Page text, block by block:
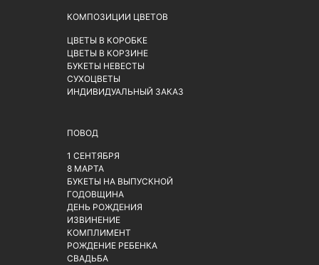
КОМПОЗИЦИИ ЦВЕТОВ
ЦВЕТЫ В КОРОБКЕ
ЦВЕТЫ В КОРЗИНЕ
БУКЕТЫ НЕВЕСТЫ
СУХОЦВЕТЫ
ИНДИВИДУАЛЬНЫЙ ЗАКАЗ
ПОВОД
1 СЕНТЯБРЯ
8 МАРТА
БУКЕТЫ НА ВЫПУСКНОЙ
ГОДОВЩИНА
ДЕНЬ РОЖДЕНИЯ
ИЗВИНЕНИЕ
КОМПЛИМЕНТ
РОЖДЕНИЕ РЕБЕНКА
СВАДЬБА